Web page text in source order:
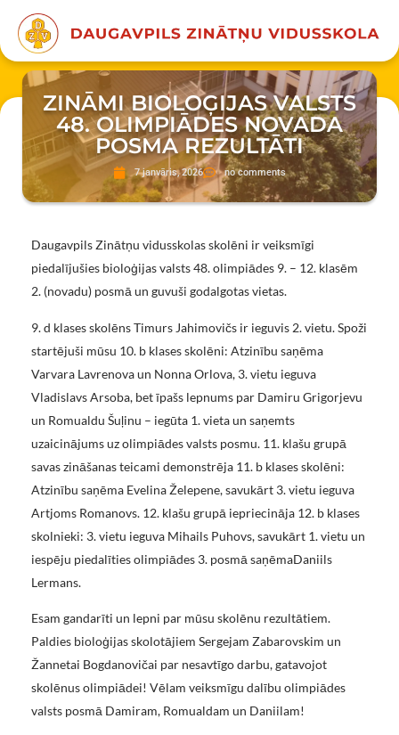
ZINĀMI BIOLOĢIJAS VALSTS
48. OLIMPIĀDES NOVADA
POSMA REZULTĀTI
7 janvāris, 2026 no comments
Daugavpils Zinātņu vidusskolas skolēni ir veiksmīgi
piedalījušies bioloģijas valsts 48. olimpiādes 9. – 12. klasēm
2. (novadu) posmā un guvuši godalgotas vietas.
9. d klases skolēns Timurs Jahimovičs ir ieguvis 2. vietu. Spoži
startējuši mūsu 10. b klases skolēni: Atzinību saņēma
Varvara Lavrenova un Nonna Orlova, 3. vietu ieguva
Vladislavs Arsoba, bet īpašs lepnums par Damiru Grigorjevu
un Romualdu Šuļinu – iegūta 1. vieta un saņemts
uzaicinājums uz olimpiādes valsts posmu. 11. klašu grupā
savas zināšanas teicami demonstrēja 11. b klases skolēni:
Atzinību saņēma Evelina Želepene, savukārt 3. vietu ieguva
Artjoms Romanovs. 12. klašu grupā iepriecināja 12. b klases
skolnieki: 3. vietu ieguva Mihails Puhovs, savukārt 1. vietu un
iespēju piedalīties olimpiādes 3. posmā saņēmaDaniils
Lermans.
Esam gandarīti un lepni par mūsu skolēnu rezultātiem.
Paldies bioloģijas skolotājiem Sergejam Zabarovskim un
Žannetai Bogdanovičai par nesavtīgo darbu, gatavojot
skolēnus olimpiādei! Vēlam veiksmīgu dalību olimpiādes
valsts posmā Damiram, Romualdam un Daniilam!